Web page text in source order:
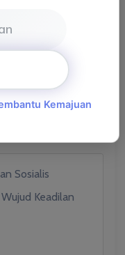
Sosialis
Keadilan
Kemajuan